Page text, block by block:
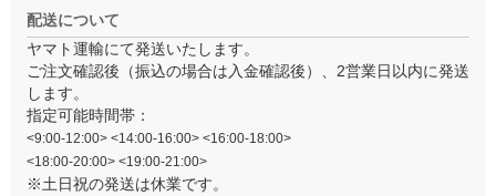
配送について
ヤマト運輸にて発送いたします。
ご注文確認後（振込の場合は入金確認後）、 2営業日以内に発送
します。
指定可能時間帯：
<9:00-12:00> <14:00-16:00> <16:00-18:00>
<18:00-20:00> <19:00-21:00>
※土日祝の発送は休業です。